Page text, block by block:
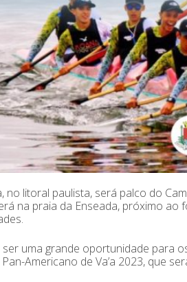
no litoral paulista, será palco do
na praia da Enseada, próximo
uma grande oportunidade para
Americano de Va’a 2023, que